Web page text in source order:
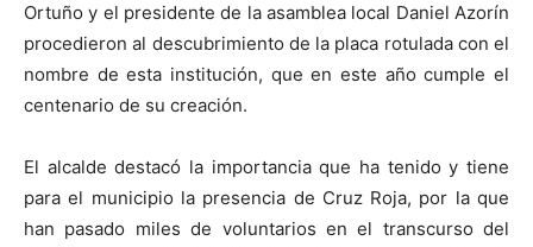
Ortuño y el presidente de la asamblea local Daniel Azorín
procedieron al descubrimiento de la placa rotulada con el
nombre de esta institución, que en este año cumple el
centenario de su creación.
El alcalde destacó la importancia que ha tenido y tiene
para el municipio la presencia de Cruz Roja, por la que
han pasado miles de voluntarios en el transcurso del